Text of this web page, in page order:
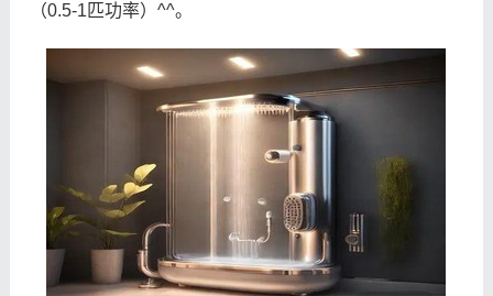
（0.5-1匹功率）^^。